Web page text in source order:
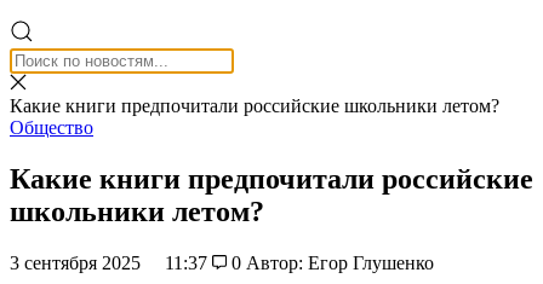
Какие книги предпочитали российские школьники летом?
Общество
Какие книги предпочитали российские
школьники летом?
3 сентября 2025 11:37 0 Автор: Егор Глушенко